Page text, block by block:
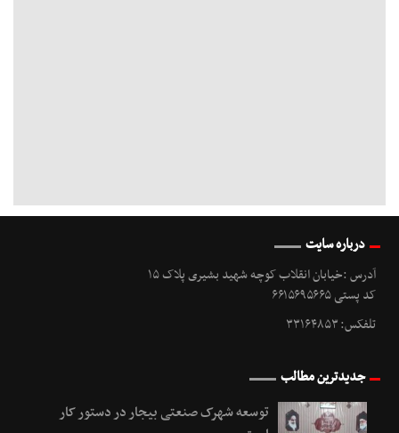
درباره سایت
آدرس :خیابان انقلاب کوچه شهید بشیری پلاک ۱۵
کد پستی ۶۶۱۵۶۹۵۶۶۵
تلفکس: ۳۳۱۶۴۸۵۳
جدیدترین مطالب
توسعه شهرک صنعتی بیجار در دستور کار